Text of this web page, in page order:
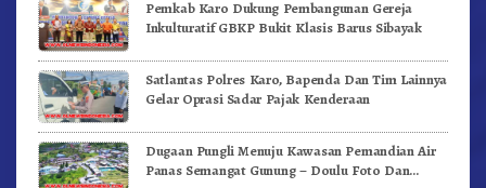
Pemkab Karo Dukung Pembangunan Gereja
Inkulturatif GBKP Bukit Klasis Barus Sibayak
Satlantas Polres Karo, Bapenda Dan Tim Lainnya
Gelar Oprasi Sadar Pajak Kenderaan
Dugaan Pungli Menuju Kawasan Pemandian Air
Panas Semangat Gunung – Doulu Foto Dan